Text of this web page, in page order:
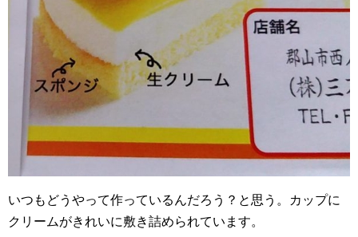
いつもどうやって作っているんだろう？と思う。カップに
クリームがきれいに敷き詰められています。